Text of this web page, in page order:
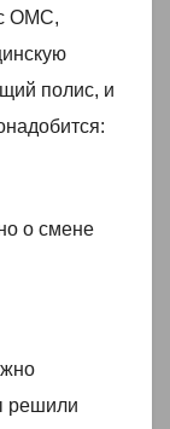
ОМС,
полис, и
о смене
решили